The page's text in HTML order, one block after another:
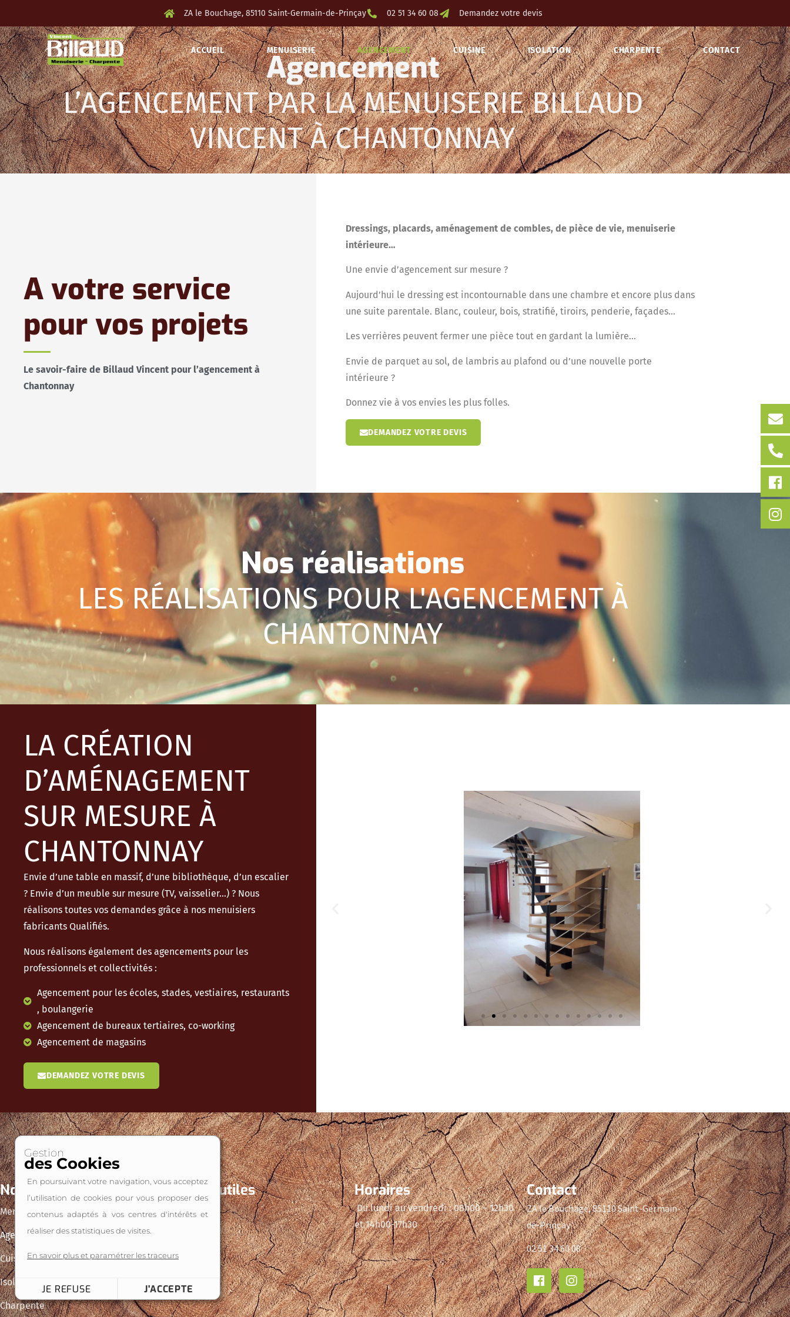
ZA le Bouchage, 85110 Saint-Germain-de-Prinçay 02 51 34 60 08 Demandez votre devis
ACCUEIL MENUISERIE AGENCEMENT CUISINE ISOLATION CHARPENTE CONTACT
Agencement
L’AGENCEMENT PAR LA MENUISERIE BILLAUD
VINCENT À CHANTONNAY
A votre service
pour vos projets
Le savoir-faire de Billaud Vincent pour l’agencement à
Chantonnay
Dressings, placards, aménagement de combles, de pièce de vie, menuiserie
intérieure…
Une envie d’agencement sur mesure ?
Aujourd’hui le dressing est incontournable dans une chambre et encore plus dans
une suite parentale. Blanc, couleur, bois, stratifié, tiroirs, penderie, façades…
Les verrières peuvent fermer une pièce tout en gardant la lumière…
Envie de parquet au sol, de lambris au plafond ou d’une nouvelle porte
intérieure ?
Donnez vie à vos envies les plus folles.
DEMANDEZ VOTRE DEVIS
Nos réalisations
LES RÉALISATIONS POUR L'AGENCEMENT À
CHANTONNAY
LA CRÉATION
D’AMÉNAGEMENT
SUR MESURE À
CHANTONNAY
Envie d’une table en massif, d’une bibliothèque, d’un escalier
? Envie d’un meuble sur mesure (TV, vaisselier…) ? Nous
réalisons toutes vos demandes grâce à nos menuisiers
fabricants Qualifiés.
Nous réalisons également des agencements pour les
professionnels et collectivités :
Agencement pour les écoles, stades, vestiaires, restaurants
, boulangerie
Agencement de bureaux tertiaires, co-working
Agencement de magasins
DEMANDEZ VOTRE DEVIS
Nos activités
Menuiserie
Agencement
Cuisine
Isolation
Charpente
Liens utiles
Accueil
Horaires
Du lundi au vendredi : 08h00 – 12h30
et 14h00-17h30
Contact
ZA le Bouchage, 85110 Saint-Germain-
de-Prinçay
02 51 34 60 08
Gestion
des Cookies
En poursuivant votre navigation, vous acceptez
l’utilisation de cookies pour vous proposer des
contenus adaptés à vos centres d'intérêts et
réaliser des statistiques de visites.
En savoir plus et paramétrer les traceurs
JE REFUSE J'ACCEPTE